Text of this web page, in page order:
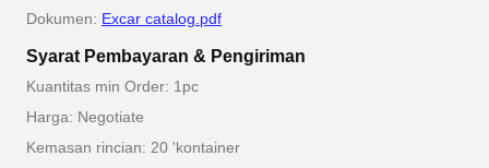
Dokumen: Excar catalog.pdf
Syarat Pembayaran & Pengiriman
Kuantitas min Order: 1pc
Harga: Negotiate
Kemasan rincian: 20 'kontainer